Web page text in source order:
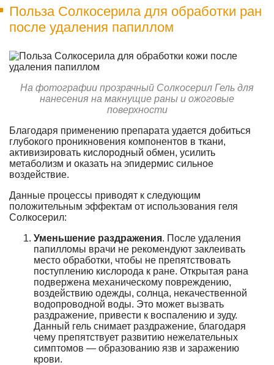
Польза Солкосерила для обработки ран
после удаления папиллом
На фотографии прозрачный Солкосерил Гель для
нанесения на макнущие раны и ожоговые
поверхности
Благодаря применению препарата удается добиться
глубокого проникновения компонентов в ткани,
активизировать кислородный обмен, усилить
метаболизм и оказать на эпидермис сильное
воздействие.
Данные процессы приводят к следующим
положительным эффектам от использования геля
Солкосерил:
Уменьшение раздражения. После удаления
папилломы врачи не рекомендуют заклеивать
место обработки, чтобы не препятствовать
поступлению кислорода к ране. Открытая рана
подвержена механическому повреждению,
воздействию одежды, солнца, некачественной
водопроводной воды. Это может вызвать
раздражение, привести к воспалению и зуду.
Данный гель снимает раздражение, благодаря
чему препятствует развитию нежелательных
симптомов — образованию язв и заражению
крови.